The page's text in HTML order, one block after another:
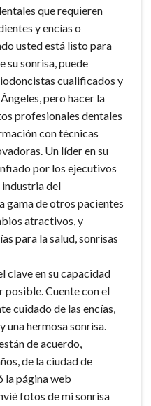
que requieren
y encías o
usted está listo para
su sonrisa, puede
cualificados y
pero hacer la
profesionales dentales
con técnicas
Un líder en su
por los ejecutivos
industria del
gama de otros pacientes
atractivos, y
para la salud, sonrisas
clave en su capacidad
posible. Cuente con el
cuidado de las encías,
una hermosa sonrisa.
de acuerdo,
de la ciudad de
la página web
fotos de mi sonrisa